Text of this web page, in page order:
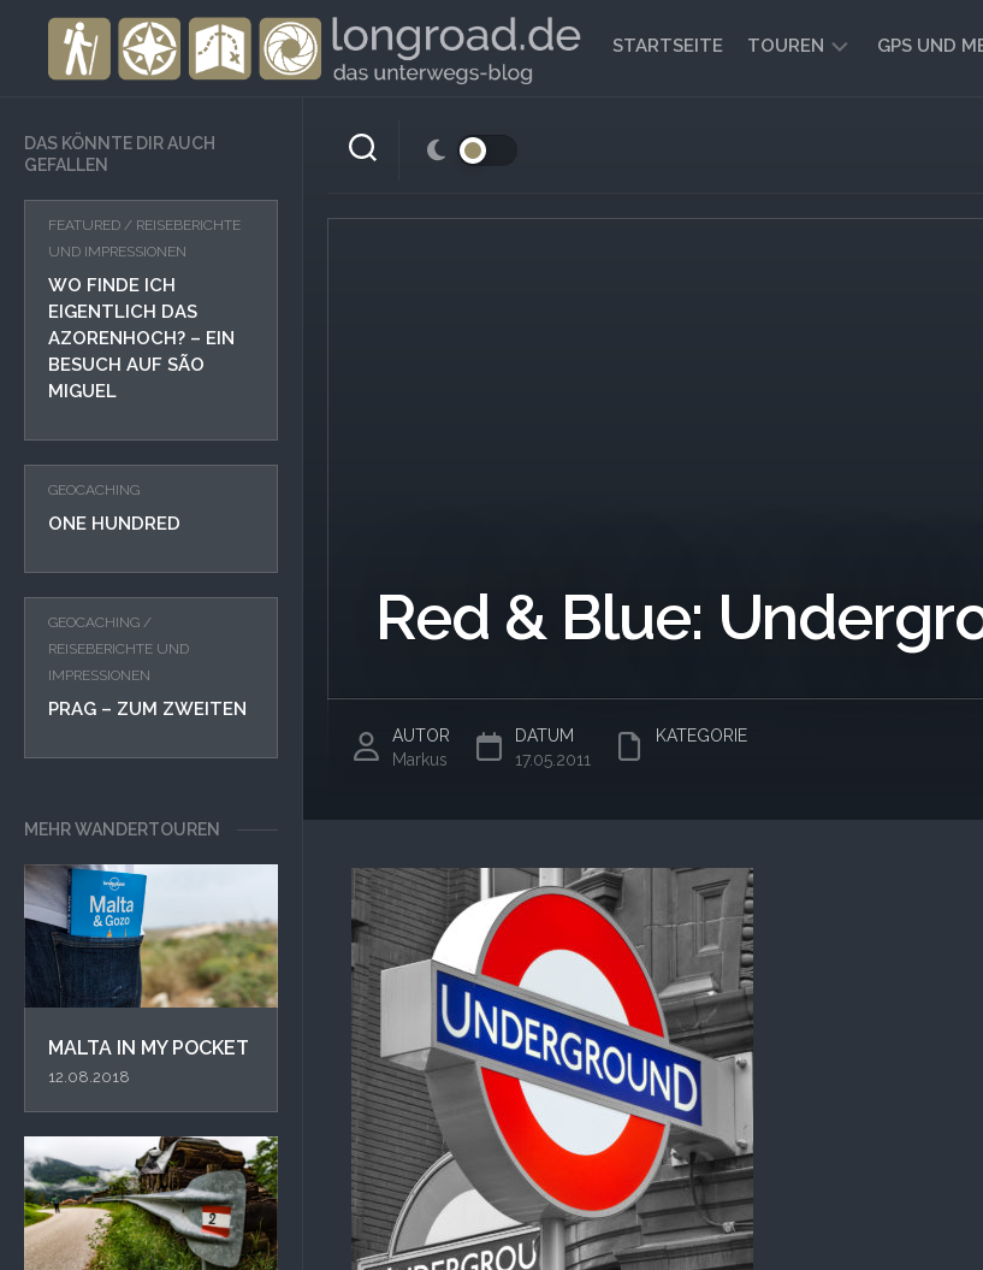
STARTSEITE TOUREN GPS UND
DAS KÖNNTE DIR AUCH
GEFALLEN
FEATURED / REISEBERICHTE
UND IMPRESSIONEN
WO FINDE ICH
EIGENTLICH DAS
AZORENHOCH? – EIN
BESUCH AUF SÃO
MIGUEL
GEOCACHING
ONE HUNDRED
GEOCACHING /
REISEBERICHTE UND
IMPRESSIONEN
PRAG – ZUM ZWEITEN
MEHR WANDERTOUREN
MALTA IN MY POCKET
12.08.2018
Red & Blue:
AUTOR
Markus
DATUM
17.05.2011
KATEGORIE